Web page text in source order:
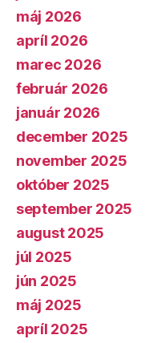
máj 2026
apríl 2026
marec 2026
február 2026
január 2026
december 2025
november 2025
október 2025
september 2025
august 2025
júl 2025
jún 2025
máj 2025
apríl 2025